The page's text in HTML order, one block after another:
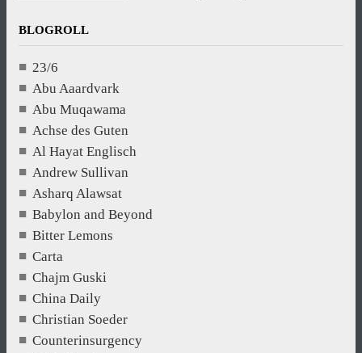
BLOGROLL
23/6
Abu Aaardvark
Abu Muqawama
Achse des Guten
Al Hayat Englisch
Andrew Sullivan
Asharq Alawsat
Babylon and Beyond
Bitter Lemons
Carta
Chajm Guski
China Daily
Christian Soeder
Counterinsurgency